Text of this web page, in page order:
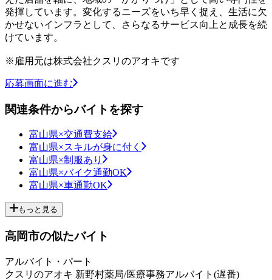
発揮しています。変化するニーズをいち早く捉え、生活に欠
かせないインフラとして、さらなるサービス向上と成長を続
けています。
※雇用元は株式会社クスリのアオキです
応募画面に進む
関連条件からバイトを探す
富山県×交通費支給
富山県×スキルが身に付く
富山県×制服あり
富山県×バイク通勤OK
富山県×車通勤OK
もっと見る
高岡市の似たバイト
アルバイト・パート
クスリのアオキ 新野村薬局/医療事務アルバイト(遅番)